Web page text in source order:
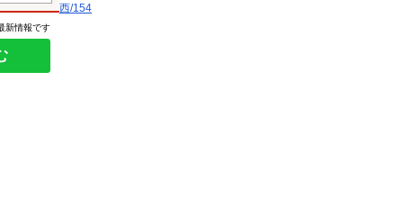
新情報です
西/154